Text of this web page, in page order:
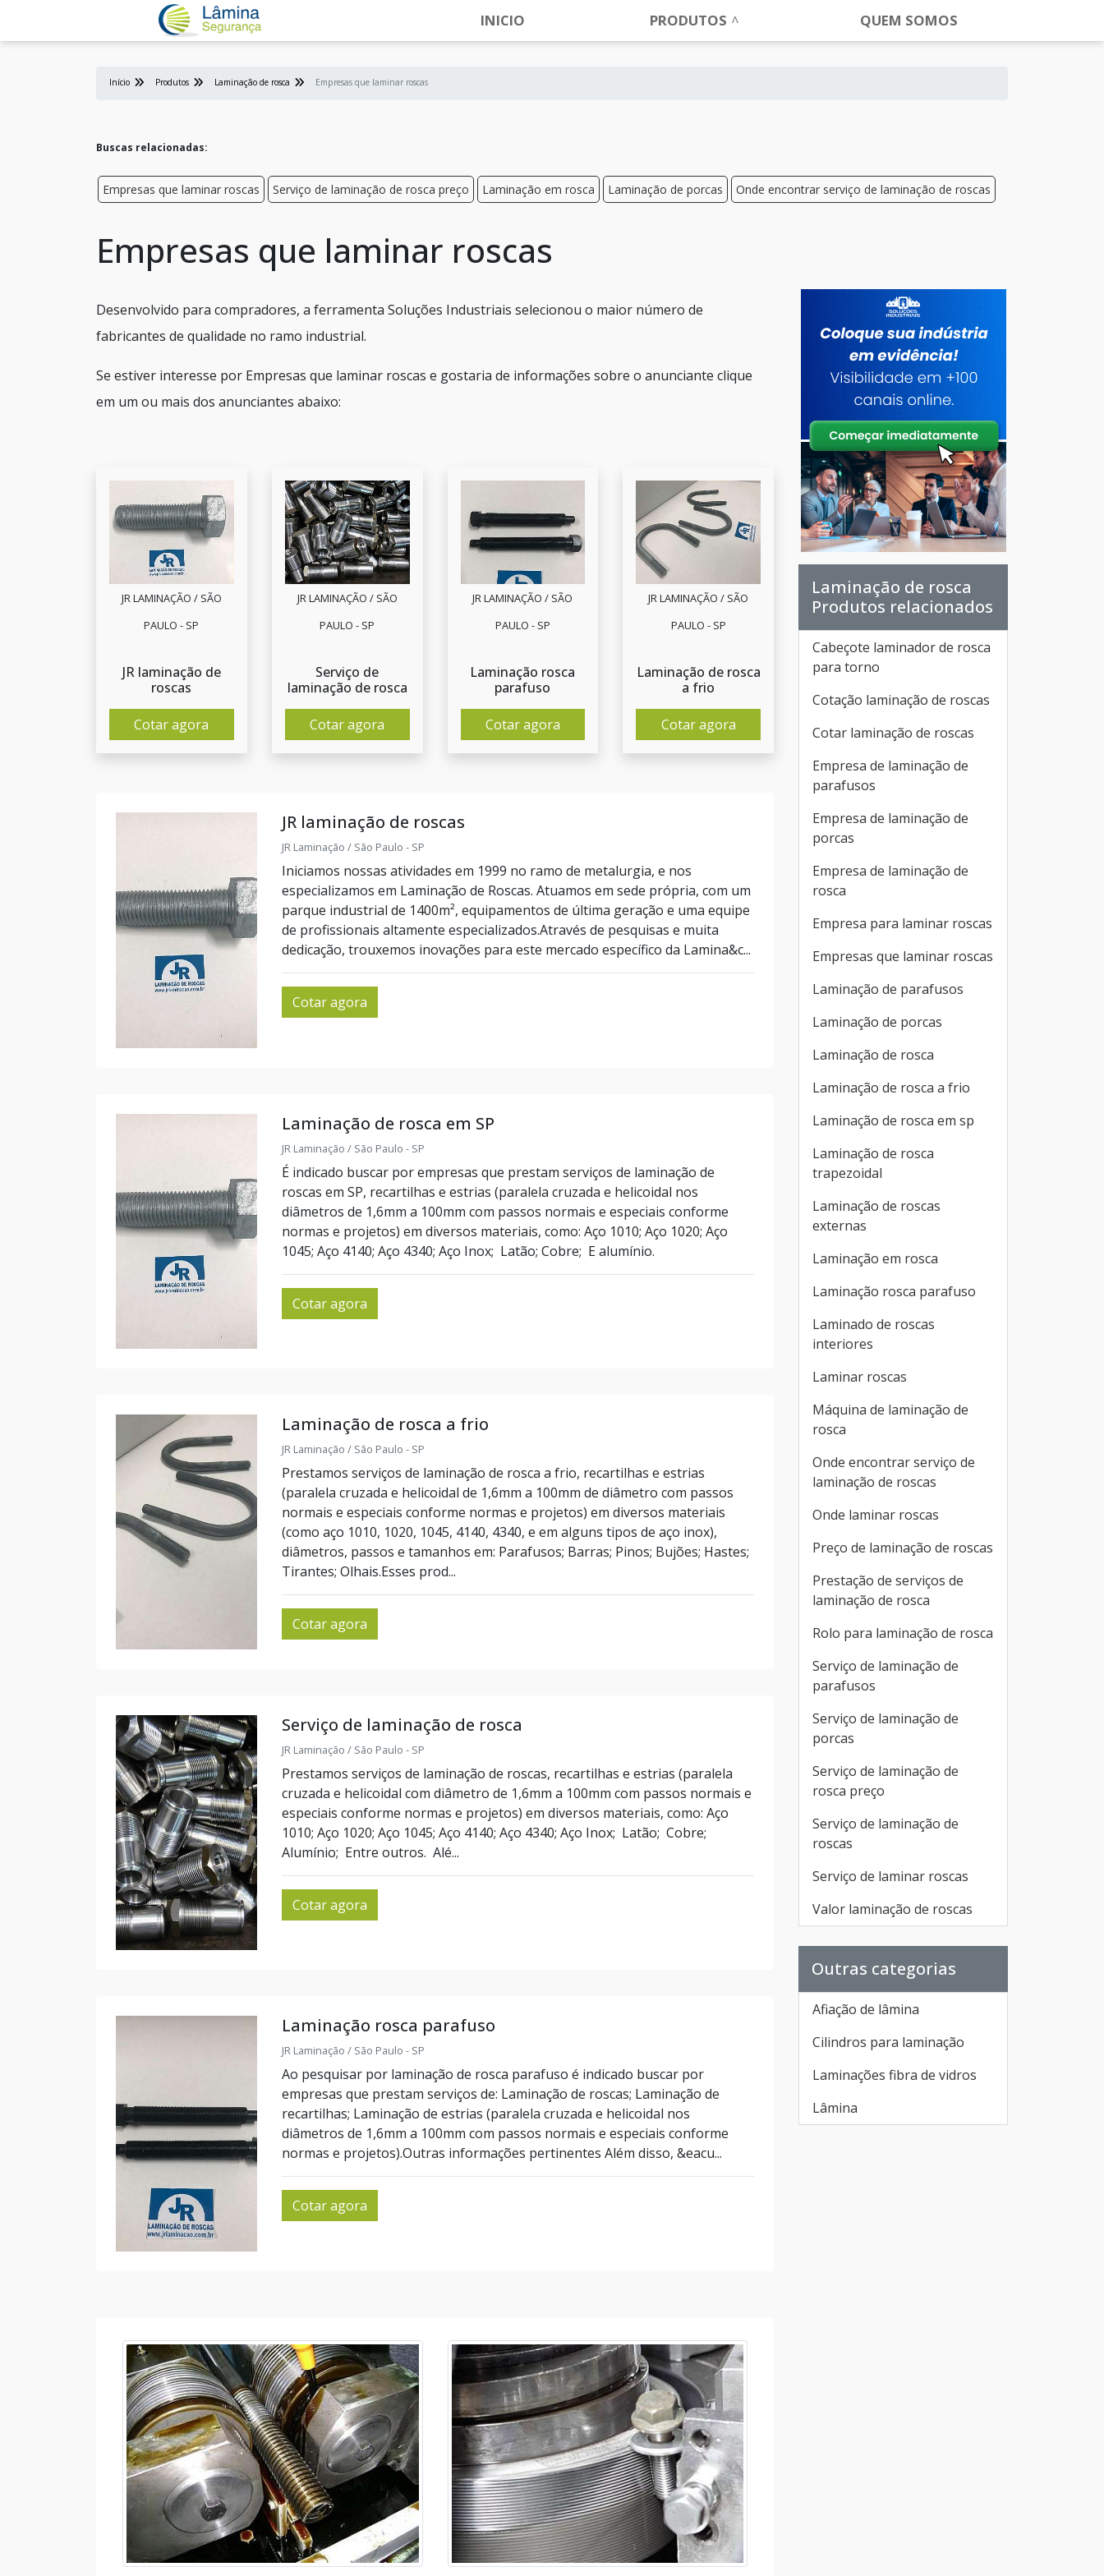
INICIO PRODUTOS QUEM SOMOS
Início Produtos Laminação de rosca Empresas que laminar roscas
Buscas relacionadas:
Empresas que laminar roscas Serviço de laminação de rosca preço Laminação em rosca Laminação de porcas Onde encontrar serviço de laminação de roscas
Empresas que laminar roscas
Desenvolvido para compradores, a ferramenta Soluções Industriais selecionou o maior número de
fabricantes de qualidade no ramo industrial.
Se estiver interesse por Empresas que laminar roscas e gostaria de informações sobre o anunciante clique
em um ou mais dos anunciantes abaixo:
JR LAMINAÇÃO / SÃO
PAULO - SP
JR laminação de
roscas
Cotar agora
JR LAMINAÇÃO / SÃO
PAULO - SP
Serviço de
laminação de rosca
Cotar agora
JR LAMINAÇÃO / SÃO
PAULO - SP
Laminação rosca
parafuso
Cotar agora
JR LAMINAÇÃO / SÃO
PAULO - SP
Laminação de rosca
a frio
Cotar agora
JR laminação de roscas
JR Laminação / São Paulo - SP
Iniciamos nossas atividades em 1999 no ramo de metalurgia, e nos
especializamos em Laminação de Roscas. Atuamos em sede própria, com um
parque industrial de 1400m², equipamentos de última geração e uma equipe
de profissionais altamente especializados.Através de pesquisas e muita
dedicação, trouxemos inovações para este mercado específico da Lamina&c...
Cotar agora
Laminação de rosca em SP
JR Laminação / São Paulo - SP
É indicado buscar por empresas que prestam serviços de laminação de
roscas em SP, recartilhas e estrias (paralela cruzada e helicoidal nos
diâmetros de 1,6mm a 100mm com passos normais e especiais conforme
normas e projetos) em diversos materiais, como: Aço 1010; Aço 1020; Aço
1045; Aço 4140; Aço 4340; Aço Inox; Latão; Cobre; E alumínio.
Cotar agora
Laminação de rosca a frio
JR Laminação / São Paulo - SP
Prestamos serviços de laminação de rosca a frio, recartilhas e estrias
(paralela cruzada e helicoidal de 1,6mm a 100mm de diâmetro com passos
normais e especiais conforme normas e projetos) em diversos materiais
(como aço 1010, 1020, 1045, 4140, 4340, e em alguns tipos de aço inox),
diâmetros, passos e tamanhos em: Parafusos; Barras; Pinos; Bujões; Hastes;
Tirantes; Olhais.Esses prod...
Cotar agora
Serviço de laminação de rosca
JR Laminação / São Paulo - SP
Prestamos serviços de laminação de roscas, recartilhas e estrias (paralela
cruzada e helicoidal com diâmetro de 1,6mm a 100mm com passos normais e
especiais conforme normas e projetos) em diversos materiais, como: Aço
1010; Aço 1020; Aço 1045; Aço 4140; Aço 4340; Aço Inox; Latão; Cobre;
Alumínio; Entre outros. Alé...
Cotar agora
Laminação rosca parafuso
JR Laminação / São Paulo - SP
Ao pesquisar por laminação de rosca parafuso é indicado buscar por
empresas que prestam serviços de: Laminação de roscas; Laminação de
recartilhas; Laminação de estrias (paralela cruzada e helicoidal nos
diâmetros de 1,6mm a 100mm com passos normais e especiais conforme
normas e projetos).Outras informações pertinentes Além disso, &eacu...
Cotar agora
Laminação de rosca
Produtos relacionados
Cabeçote laminador de rosca
para torno
Cotação laminação de roscas
Cotar laminação de roscas
Empresa de laminação de
parafusos
Empresa de laminação de
porcas
Empresa de laminação de
rosca
Empresa para laminar roscas
Empresas que laminar roscas
Laminação de parafusos
Laminação de porcas
Laminação de rosca
Laminação de rosca a frio
Laminação de rosca em sp
Laminação de rosca
trapezoidal
Laminação de roscas
externas
Laminação em rosca
Laminação rosca parafuso
Laminado de roscas
interiores
Laminar roscas
Máquina de laminação de
rosca
Onde encontrar serviço de
laminação de roscas
Onde laminar roscas
Preço de laminação de roscas
Prestação de serviços de
laminação de rosca
Rolo para laminação de rosca
Serviço de laminação de
parafusos
Serviço de laminação de
porcas
Serviço de laminação de
rosca preço
Serviço de laminação de
roscas
Serviço de laminar roscas
Valor laminação de roscas
Outras categorias
Afiação de lâmina
Cilindros para laminação
Laminações fibra de vidros
Lâmina